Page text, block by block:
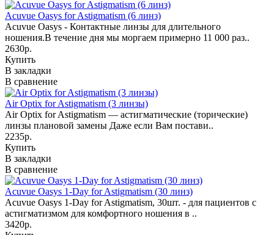
Acuvue Oasys for Astigmatism (6 линз)
Acuvue Oasys - Контактные линзы для длительного
ношения.В течение дня мы моргаем примерно 11 000 раз..
2630р.
Купить
В закладки
В сравнение
Air Optix for Astigmatism (3 линзы)
Air Optix for Astigmatism — астигматические (торические)
линзы плановой замены Даже если Вам постави..
2235р.
Купить
В закладки
В сравнение
Acuvue Oasys 1-Day for Astigmatism (30 линз)
Acuvue Oasys 1-Day for Astigmatism, 30шт. - для пациентов с
астигматизмом для комфортного ношения в ..
3420р.